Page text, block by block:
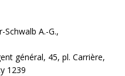
A.-G.,
général, 45, pl. Carrière,
1239